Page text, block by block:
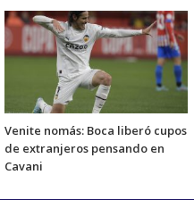
Venite nomás: Boca liberó cupos
de extranjeros pensando en
Cavani